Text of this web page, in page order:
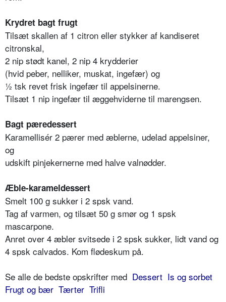
Krydret bagt frugt
Tilsæt skallen af 1 citron eller stykker af kandiseret
citronskal,
2 nip stødt kanel, 2 nip 4 krydderier
(hvid peber, nelliker, muskat, ingefær) og
½ tsk revet frisk ingefær til appelsinerne.
Tilsæt 1 nip ingefær til æggehviderne til marengsen.
Bagt pæredessert
Karamellisér 2 pærer med æblerne, udelad appelsiner,
og
udskift pinjekernerne med halve valnødder.
Æble-karameldessert
Smelt 100 g sukker i 2 spsk vand.
Tag af varmen, og tilsæt 50 g smør og 1 spsk
mascarpone.
Anret over 4 æbler svitsede i 2 spsk sukker, lidt vand og
4 spsk calvados. Kom flødeskum på.
Se alle de bedste opskrifter med Dessert Is og sorbet
Frugt og bær Tærter Trifli